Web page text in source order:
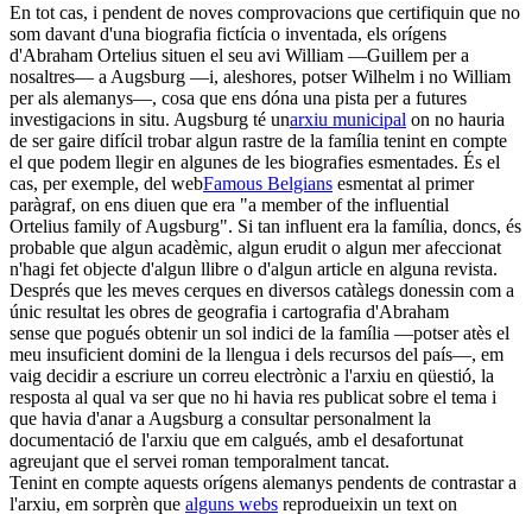
En tot cas, i pendent de noves comprovacions que certifiquin que no
som davant d'una biografia fictícia o inventada, els orígens
d'Abraham Ortelius situen el seu avi William ―Guillem per a
nosaltres― a Augsburg ―i, aleshores, potser Wilhelm i no William
per als alemanys―, cosa que ens dóna una pista per a futures
investigacions in situ. Augsburg té unarxiu municipal on no hauria
de ser gaire difícil trobar algun rastre de la família tenint en compte
el que podem llegir en algunes de les biografies esmentades. És el
cas, per exemple, del webFamous Belgians esmentat al primer
paràgraf, on ens diuen que era "a member of the influential
Ortelius family of Augsburg". Si tan influent era la família, doncs, és
probable que algun acadèmic, algun erudit o algun mer afeccionat
n'hagi fet objecte d'algun llibre o d'algun article en alguna revista.
Després que les meves cerques en diversos catàlegs donessin com a
únic resultat les obres de geografia i cartografia d'Abraham
sense que pogués obtenir un sol indici de la família ―potser atès el
meu insuficient domini de la llengua i dels recursos del país―, em
vaig decidir a escriure un correu electrònic a l'arxiu en qüestió, la
resposta al qual va ser que no hi havia res publicat sobre el tema i
que havia d'anar a Augsburg a consultar personalment la
documentació de l'arxiu que em calgués, amb el desafortunat
agreujant que el servei roman temporalment tancat.
Tenint en compte aquests orígens alemanys pendents de contrastar a
l'arxiu, em sorprèn que alguns webs reprodueixin un text on